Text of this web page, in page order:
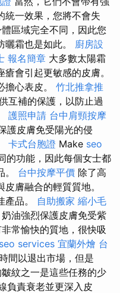
統一效果，您將不會失
區域完全不同，因此您
霜也是如此。 廚房設
報名簡章 大多數太陽霜
會引起更敏感的皮膚。
擔心表皮。 竹北推拿推
互補的保護，以防止過
護照申請 台中肩頸按摩
護皮膚免受陽光的侵
卡式台胞證 Make seo
的功能，因此每個女士都
。 台中按摩平價 除了高
膚融合的輕質質地。
產品。 自助搬家 縮小毛
油強烈保護皮膚免受紫
常愉快的質地，很快吸
seo services 宜蘭外燴 台
間以退出市場，但是
紋之一是這些任務的少
負責衰老並更深入皮